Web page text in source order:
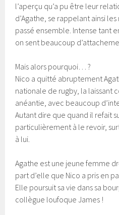
l’aperçu qu’a pu être leur
d’Agathe, se rappelant ainsi
passé ensemble. Intense tant
on sent beaucoup
Mais alors pourquoi… ?
Nico a quitté abruptement
nationale de rugby, la laissant
anéantie, avec beaucoup
Autant dire que quand il refait
particulièrement à le revoir,
à lui.
Agathe est une jeune femme
part d’elle que Nico a pris en
Elle poursuit sa vie dans sa
collègue loufoque James !